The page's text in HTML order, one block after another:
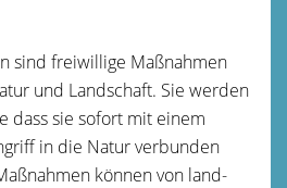
sind freiwillige Maßnahmen
und Landschaft. Sie werden
dass sie sofort mit einem
in die Natur verbunden
können von land-